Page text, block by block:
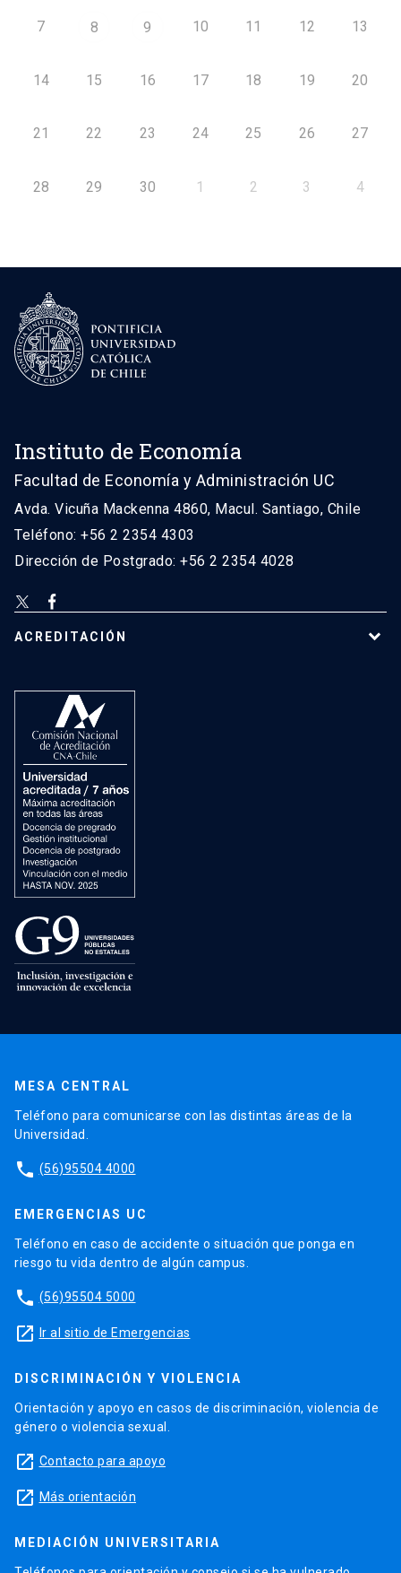
7 8 9 10 11 12 13
14 15 16 17 18 19 20
21 22 23 24 25 26 27
28 29 30 1 2 3 4
Instituto de Economía
Facultad de Economía y Administración UC
Avda. Vicuña Mackenna 4860, Macul. Santiago, Chile
Teléfono: +56 2 2354 4303
Dirección de Postgrado: +56 2 2354 4028
ACREDITACIÓN
MESA CENTRAL
Teléfono para comunicarse con las distintas áreas de la
Universidad.
phone (56)95504 4000
EMERGENCIAS UC
Teléfono en caso de accidente o situación que ponga en
riesgo tu vida dentro de algún campus.
phone (56)95504 5000
launch Ir al sitio de Emergencias
DISCRIMINACIÓN Y VIOLENCIA
Orientación y apoyo en casos de discriminación, violencia de
género o violencia sexual.
launch Contacto para apoyo
launch Más orientación
MEDIACIÓN UNIVERSITARIA